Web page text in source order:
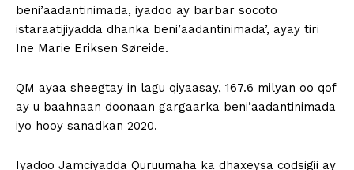
beni’aadantinimada, iyadoo ay barbar socoto
istaraatijiyadda dhanka beni’aadantinimada’, ayay tiri
Ine Marie Eriksen Søreide.
QM ayaa sheegtay in lagu qiyaasay, 167.6 milyan oo qof
ay u baahnaan doonaan gargaarka beni’aadantinimada
iyo hooy sanadkan 2020.
Iyadoo Jamciyadda Quruumaha ka dhaxeysa codsigii ay